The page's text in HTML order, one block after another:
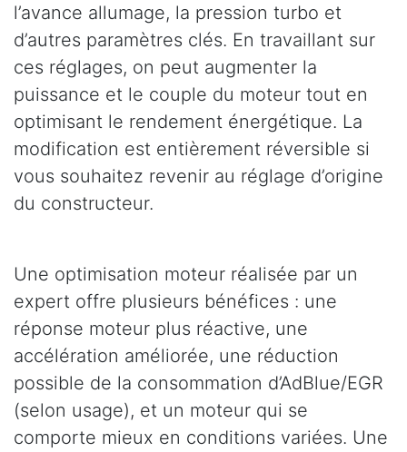
l’avance allumage, la pression turbo et
d’autres paramètres clés. En travaillant sur
ces réglages, on peut augmenter la
puissance et le couple du moteur tout en
optimisant le rendement énergétique. La
modification est entièrement réversible si
vous souhaitez revenir au réglage d’origine
du constructeur.
Une optimisation moteur réalisée par un
expert offre plusieurs bénéfices : une
réponse moteur plus réactive, une
accélération améliorée, une réduction
possible de la consommation d’AdBlue/EGR
(selon usage), et un moteur qui se
comporte mieux en conditions variées. Une